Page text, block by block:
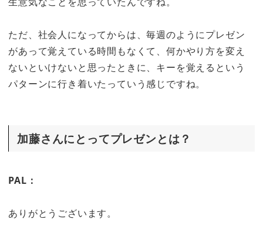
ただ、社会人になってからは、毎週のようにプレゼン
があって覚えている時間もなくて、何かやり方を変え
ないといけないと思ったときに、キーを覚えるという
パターンに行き着いたっていう感じですね。
加藤さんにとってプレゼンとは？
PAL：
ありがとうございます。